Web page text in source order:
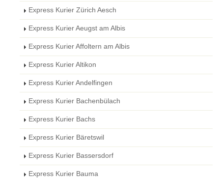
Express Kurier Zürich Aesch
Express Kurier Aeugst am Albis
Express Kurier Affoltern am Albis
Express Kurier Altikon
Express Kurier Andelfingen
Express Kurier Bachenbülach
Express Kurier Bachs
Express Kurier Bäretswil
Express Kurier Bassersdorf
Express Kurier Bauma